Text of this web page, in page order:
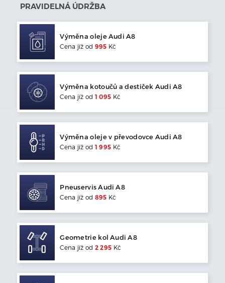
PRAVIDELNÁ ÚDRŽBA
Výměna olejeAudi A8
Cena jíž od 995 Kč
Výměna kotoučů a destiček Audi A8
Cena jíž od 1 095 Kč
Výměna oleje v převodovce Audi A8
Cena jíž od 1 995 Kč
Pneuservis Audi A8
Cena jíž od 895 Kč
Geometrie kol Audi A8
Cena jíž od 2 295 Kč